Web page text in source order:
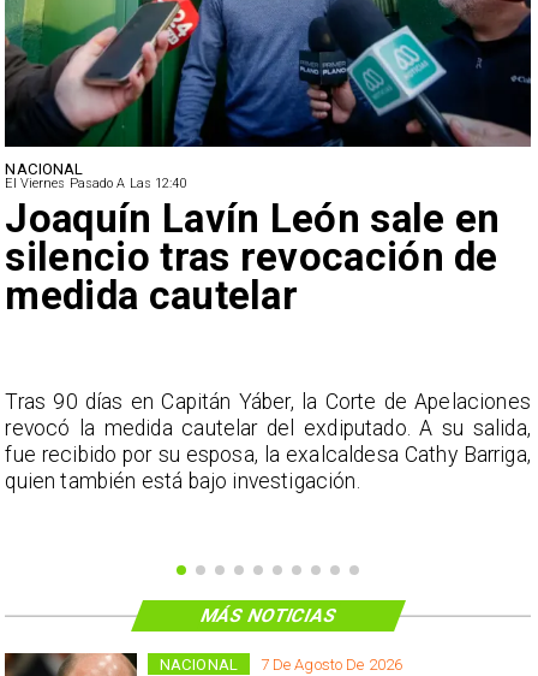
NACIONAL
El Viernes Pasado A Las 12:40
Joaquín Lavín León sale en
silencio tras revocación de
medida cautelar
Tras 90 días en Capitán Yáber, la Corte de Apelaciones
revocó la medida cautelar del exdiputado. A su salida,
fue recibido por su esposa, la exalcaldesa Cathy Barriga,
quien también está bajo investigación.
7 De Agosto De 2026
NACIONAL
MÁS NOTICIAS